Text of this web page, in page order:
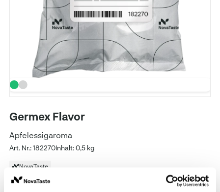
Germex Flavor
Apfelessigaroma
Art. Nr.: 182270Inhalt: 0,5 kg
NovaTaste